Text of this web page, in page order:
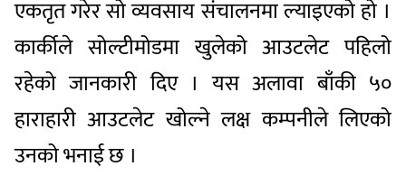
एकतृत गरेर सो व्यवसाय संचालनमा ल्याइएको हो ।
कार्कीले सोल्टीमोडमा खुलेको आउटलेट पहिलो
रहेको जानकारी दिए । यस अलावा बाँकी ५०
हाराहारी आउटलेट खोल्ने लक्ष कम्पनीले लिएको
उनको भनाई छ ।